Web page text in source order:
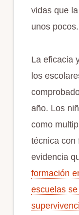
vidas que
unos pocos.
La eficacia
los
año. Los
como
técnica con
evidencia
formación
escuelas